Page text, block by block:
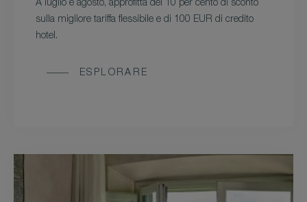
A luglio e agosto, approfitta del 10 per cento di sconto
sulla migliore tariffa flessibile e di 100 EUR di credito
hotel.
ESPLORARE